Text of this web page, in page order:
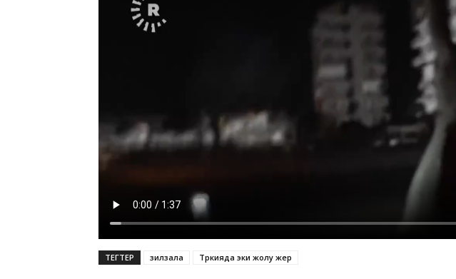
ТЕГТЕР зилзала Түркияда эки жолу жер